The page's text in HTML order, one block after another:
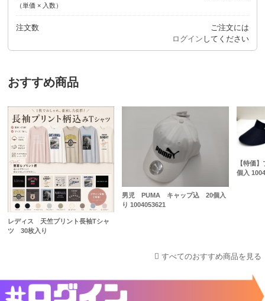
（単価 × 入数）
注文数
ご注文には
ログイン してください
おすすめ商品
レディス 天竺プリント長袖Tシャ
ツ 30枚入り
男児 PUMA キャップ込 20個入
り 1004053621
【特価
個入
すべてのおすすめ商品を見る